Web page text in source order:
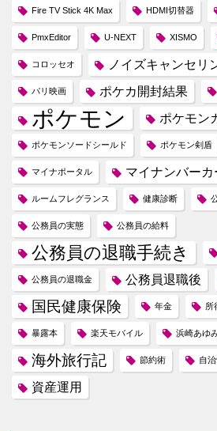
Fire TV Stick 4K Max HDMI切替器
PmxEditor U-NEXT XISMO
コロッセオ ノイズキャンセリ
パリ映画 ポケカ開封結果
ポケモン ポケモン
ポケモンソードシールド ポケモン剣盾
マイナポータル マイナンバーカ
ルームフレグランス 健康診断
公務員の実態 公務員の給料
公務員の退職手続き
公務員の退職金 公務員退職後
国民健康保険 年金 所
暴露本 楽天モバイル 浜崎あゆ
海外旅行記 節約術 自
資産運用